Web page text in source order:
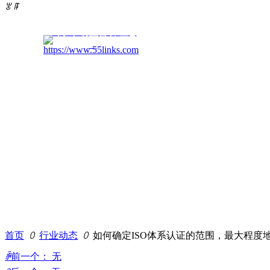
ꂃ ꁹ
首页 ꄲ 行业动态 ꄲ 如何确定ISO体系认证的范围，最大程度
ꄴ前一个：
无
局